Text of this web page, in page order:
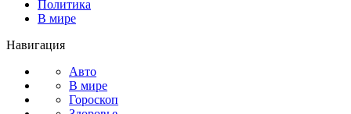
Политика
В мире
Навигация
Авто
В мире
Гороскоп